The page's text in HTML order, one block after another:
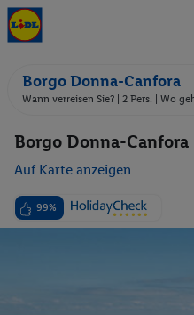
Borgo Donna-Canfora
Wann verreisen Sie? | 2 Pers. | Wo
Borgo Donna-Canfora
Auf Karte anzeigen
99%